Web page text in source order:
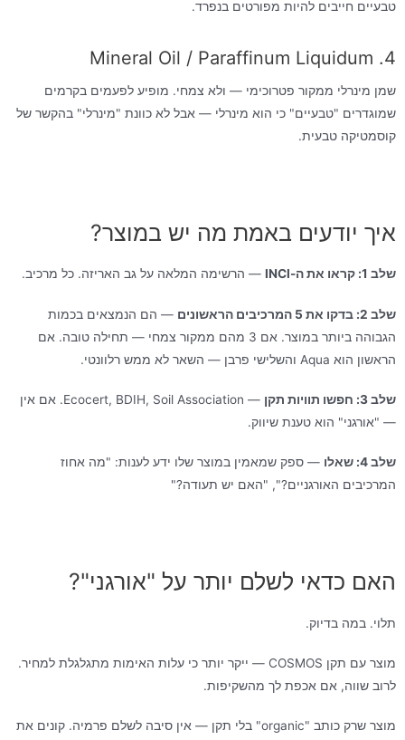
טבעיים חייבים להיות מפורטים בנפרד.
4. Mineral Oil / Paraffinum Liquidum
שמן מינרלי ממקור פטרוכימי — ולא צמחי. מופיע לפעמים בקרמים
שמוגדרים "טבעיים" כי הוא מינרלי — אבל לא כוונת "מינרלי" בהקשר של
קוסמטיקה טבעית.
איך יודעים באמת מה יש במוצר?
שלב 1: קראו את ה-INCI — הרשימה המלאה על גב האריזה. כל מרכיב.
שלב 2: בדקו את 5 המרכיבים הראשונים
— הם הנמצאים בכמות
הגבוהה ביותר במוצר. אם 3 מהם ממקור צמחי — תחילה טובה. אם
הראשון הוא Aqua והשלישי פרבן — השאר לא ממש רלוונטי.
שלב 3: חפשו תוויות תקן
— Ecocert, BDIH, Soil Association. אם אין
— "אורגני" הוא טענת שיווק.
שלב 4: שאלו
— ספק שמאמין במוצר שלו ידע לענות: "מה אחוז
המרכיבים האורגניים?", "האם יש תעודה?"
האם כדאי לשלם יותר על "אורגני"?
תלוי. במה בדיוק.
מוצר עם תקן COSMOS — ייקר יותר כי עלות האימות מתגלגלת למחיר.
לרוב שווה, אם אכפת לך מהשקיפות.
מוצר שרק כותב "organic" בלי תקן — אין סיבה לשלם פרמיה. קונים את